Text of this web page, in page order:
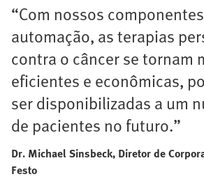
“Com nossos
automação, as terapias
contra o câncer se tornam
eficientes e econômicas,
ser disponibilizadas a um
de pacientes no futuro.”
Dr. Michael Sinsbeck, Diretor de
Festo